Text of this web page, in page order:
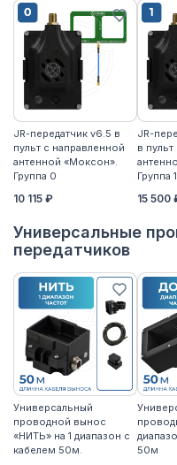
JR-передатчик v6.5 в
пульт с направленной
антенной «Моксон».
Группа 0
10 115 ₽
JR-
в
Группа 1
15 500
Универсальные
передатчиков
Универсальный
проводной вынос
«НИТЬ» на 1 диапазон с
кабелем 50м.
50м